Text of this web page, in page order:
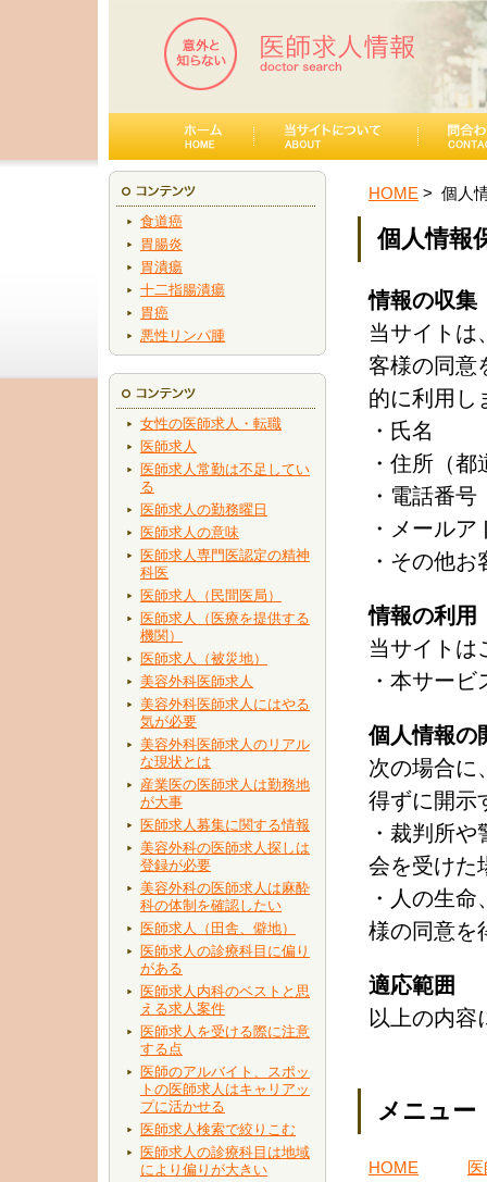
食道癌
胃腸炎
胃潰瘍
十二指腸潰瘍
胃癌
悪性リンパ腫
女性の医師求人・転職
医師求人
医師求人常勤は不足してい
る
医師求人の勤務曜日
医師求人の意味
医師求人専門医認定の精神
科医
医師求人（民間医局）
医師求人（医療を提供する
機関）
医師求人（被災地）
美容外科医師求人
美容外科医師求人にはやる
気が必要
美容外科医師求人のリアル
な現状とは
産業医の医師求人は勤務地
が大事
医師求人募集に関する情報
美容外科の医師求人探しは
登録が必要
美容外科の医師求人は麻酔
科の体制を確認したい
医師求人（田舎、僻地）
医師求人の診療科目に偏り
がある
医師求人内科のベストと思
える求人案件
医師求人を受ける際に注意
する点
医師のアルバイト、スポッ
トの医師求人はキャリアッ
プに活かせる
医師求人検索で絞りこむ
医師求人の診療科目は地域
により偏りが大きい
HOME 個人
個人情報
情報の収集
当サイトは
客様の同意
的に利用し
・氏名
・住所（都
・電話番号
・メールア
・その他
情報の利用
当サイトは
・本サー
個人情報の
次の場合に
得ずに開示
・裁判所
会を受けた
・人の生
様の同意を
適応範囲
以上の内容
メニュー
HOME